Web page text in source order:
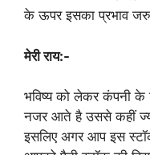
के ऊपर इसका प्रभाव
मेरी राय:-
भविष्य को लेकर कंपनी के
नजर आते है उससे कहीं
इसलिए अगर आप इस